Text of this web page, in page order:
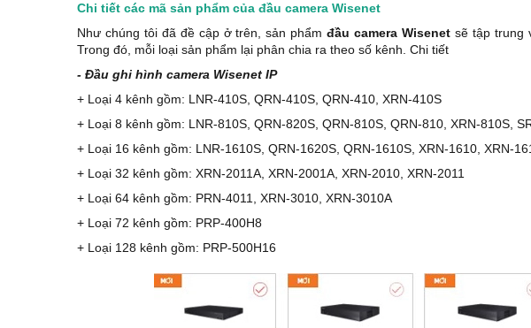
Chi tiết các mã sản phẩm của đầu camera Wisenet
Như chúng tôi đã đề cập ở trên, sản phẩmđầu camera Wisenet sẽ tập trung
Trong đó, mỗi loại sản phẩm lại phân chia ra theo số kênh. Chi tiết
- Đầu ghi hình camera Wisenet IP
+ Loại 4 kênh gồm: LNR-410S, QRN-410S, QRN-410, XRN-410S
+ Loại 8 kênh gồm: LNR-810S, QRN-820S, QRN-810S, QRN-810, XRN-810S,
+ Loại 16 kênh gồm: LNR-1610S, QRN-1620S, QRN-1610S, XRN-1610, XRN-
+ Loại 32 kênh gồm: XRN-2011A, XRN-2001A, XRN-2010, XRN-2011
+ Loại 64 kênh gồm: PRN-4011, XRN-3010, XRN-3010A
+ Loại 72 kênh gồm: PRP-400H8
+ Loại 128 kênh gồm: PRP-500H16